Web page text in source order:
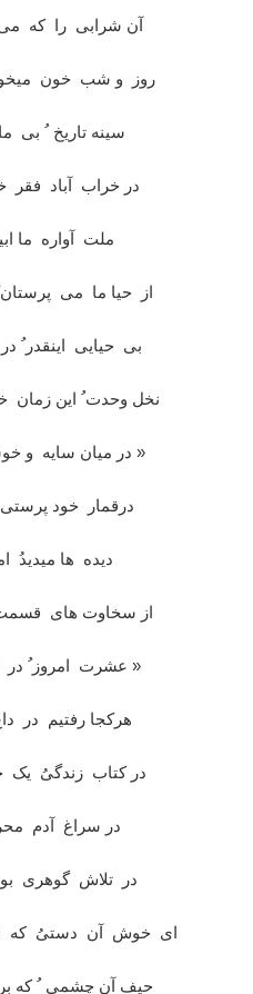
آن شرابی را که می
روز و شب خون
سینه تاریخ ُ بی
در خراب آباد فقر
ملت آواره ما
از حیا ما می
بی حیایی اینقدر
نخل وحدت ُ این زمان
« در میان سایه و
درقمار خود
دیده ها میدیدُ
از سخاوت های
« عشرت امروز ُ در
هرکجا رفتیم در
در کتاب زندگیُ یک
در سراغ آدم
در تلاش گوهری
ای خوش آن دستیُ که
حیف آن چشمی ُ که